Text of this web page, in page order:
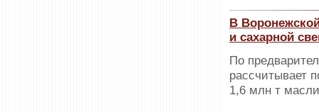
В
и сахарной
По
рассчитывает
1,6 млн т